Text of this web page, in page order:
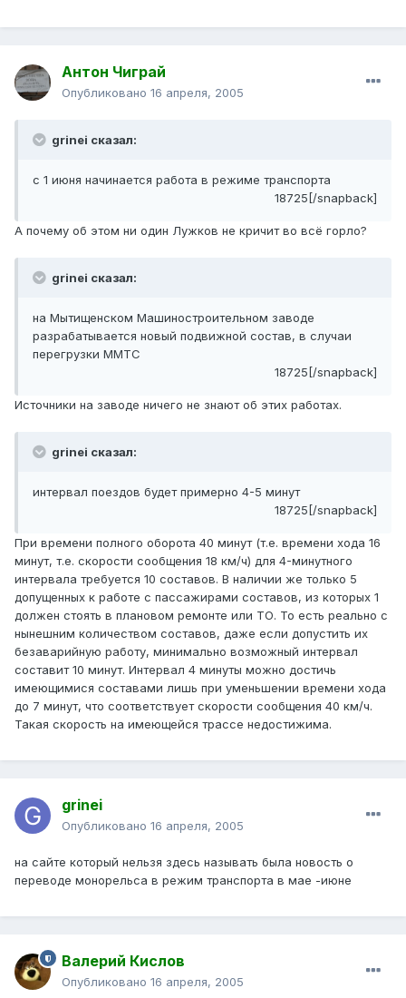
Антон Чиграй
Опубликовано 16 апреля, 2005
grinei сказал:
с 1 июня начинается работа в режиме транспорта
18725[/snapback]
А почему об этом ни один Лужков не кричит во всё горло?
grinei сказал:
на Мытищенском Машиностроительном заводе
разрабатывается новый подвижной состав, в случаи
перегрузки ММТС
18725[/snapback]
Источники на заводе ничего не знают об этих работах.
grinei сказал:
интервал поездов будет примерно 4-5 минут
18725[/snapback]
При времени полного оборота 40 минут (т.е. времени хода 16
минут, т.е. скорости сообщения 18 км/ч) для 4-минутного
интервала требуется 10 составов. В наличии же только 5
допущенных к работе с пассажирами составов, из которых 1
должен стоять в плановом ремонте или ТО. То есть реально с
нынешним количеством составов, даже если допустить их
безаварийную работу, минимально возможный интервал
составит 10 минут. Интервал 4 минуты можно достичь
имеющимися составами лишь при уменьшении времени хода
до 7 минут, что соответствует скорости сообщения 40 км/ч.
Такая скорость на имеющейся трассе недостижима.
grinei
Опубликовано 16 апреля, 2005
на сайте который нельзя здесь называть была новость о
переводе монорельса в режим транспорта в мае -июне
Валерий Кислов
Опубликовано 16 апреля, 2005